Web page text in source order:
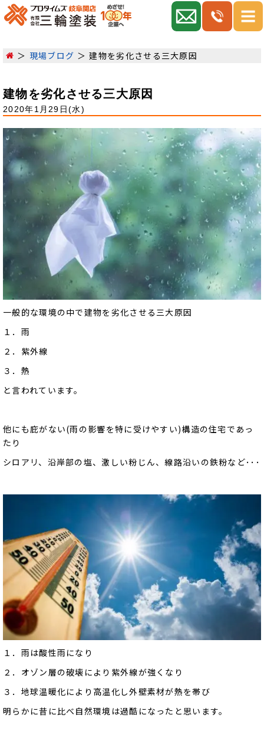
現場ブログ 建物を劣化させる三大原因
建物を劣化させる三大原因
2020年1月29日(水)
一般的な環境の中で建物を劣化させる三大原因
１．雨
２．紫外線
３．熱
と言われています。
他にも庇がない(雨の影響を特に受けやすい)構造の住宅であっ
たり
シロアリ、沿岸部の塩、激しい粉じん、線路沿いの鉄粉など･･･
１．雨は酸性雨になり
２．オゾン層の破壊により紫外線が強くなり
３．地球温暖化により高温化し外壁素材が熱を帯び
明らかに昔に比べ自然環境は過酷になったと思います。